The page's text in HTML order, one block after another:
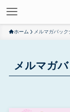
ホーム メルマガバック
メルマガ